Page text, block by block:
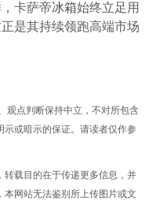
卡萨帝冰箱始终立足用
是其持续领跑高端市场
观点判断保持中立，不对所包含
或暗示的保证。请读者仅作参
转载目的在于传递更多信息，并
网站无法鉴别所上传图片或文